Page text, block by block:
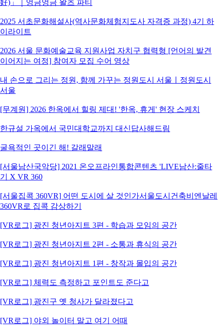
好)」｜엉금엉금 왈츠 파티
2025 서초문화해설사(역사문화체험지도사 자격증 과정) 4기 하
이라이트
2026 서울 문화예술교육 지원사업 자치구 협력형 [언어의 발견
이어지는 여정] 참여자 모집 수어 영상
내 손으로 그리는 정원, 함께 가꾸는 정원도시 서울ㅣ정원도시
서울
[무계원] 2026 한옥에서 힐링 제대! '한옥, 휴게' 현장 스케치
한규설 가옥에서 국민대학교까지 대신답사해드림
굴욕적인 곳이긴 해! 갈래말래
[서울남산국악당] 2021 온오프라인통합콘텐츠 'LIVE남산:줄타
기 X VR 360
[서울집콕 360VR] 어떤 도시에 살 것인가서울도시건축비엔날레
360VR로 집콕 감상하기
[VR로그] 광진 청년아지트 3편 - 학습과 모임의 공간
[VR로그] 광진 청년아지트 2편 - 소통과 휴식의 공간
[VR로그] 광진 청년아지트 1편 - 창작과 몰입의 공간
[VR로그] 체력도 측정하고 포인트도 준다고
[VR로그] 광진구 옛 청사가 달라졌다고
[VR로그] 야외 놀이터 말고 여기 어때